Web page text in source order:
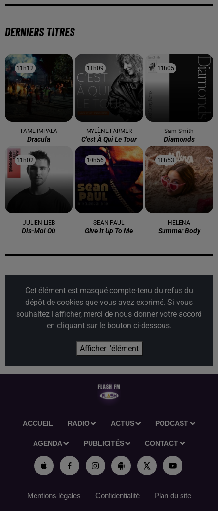
DERNIERS TITRES
11h12
11h12
TAME IMPALA
Dracula
11h09
11h09
MYLÈNE FARMER
C'est À Qui Le Tour
11h05
11h05
Sam Smith
Diamonds
11h02
11h02
JULIEN LIEB
Dis-Moi Où
10h56
10h56
SEAN PAUL
Give It Up To Me
10h53
10h53
HELENA
Summer Body
Cet élément est masqué compte-tenu du refus du
dépôt de cookies que vous avez exprimé. Si vous
souhaitez l'afficher, merci de nous donner votre accord
en cliquant sur le bouton ci-dessous.
Afficher l'élément
ACCUEIL RADIO ACTUS PODCAST
AGENDA PUBLICITÉS CONTACT
Mentions légales Confidentialité Plan du site